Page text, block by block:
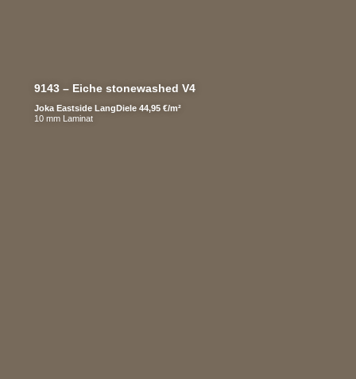
9143 – Eiche stonewashed V4
Joka Eastside LangDiele 44,95 €/m²
10 mm Laminat